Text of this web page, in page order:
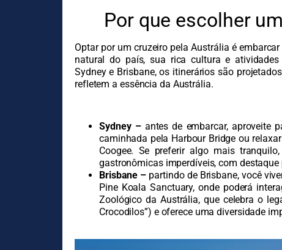
Por que escolher
Optar por um cruzeiro pela Austrália é
natural do país, sua rica cultura e
Sydney e Brisbane, os itinerários são
refletem a essência da Austrália.
Sydney –antes de embarcar, aproveite
caminhada pela Harbour Bridge ou
Coogee. Se preferir algo mais
gastronômicas imperdíveis, com
Brisbane – partindo de Brisbane, você
Pine Koala Sanctuary, onde poderá
Zoológico da Austrália, que celebra o
Crocodilos”) e oferece uma diversidade